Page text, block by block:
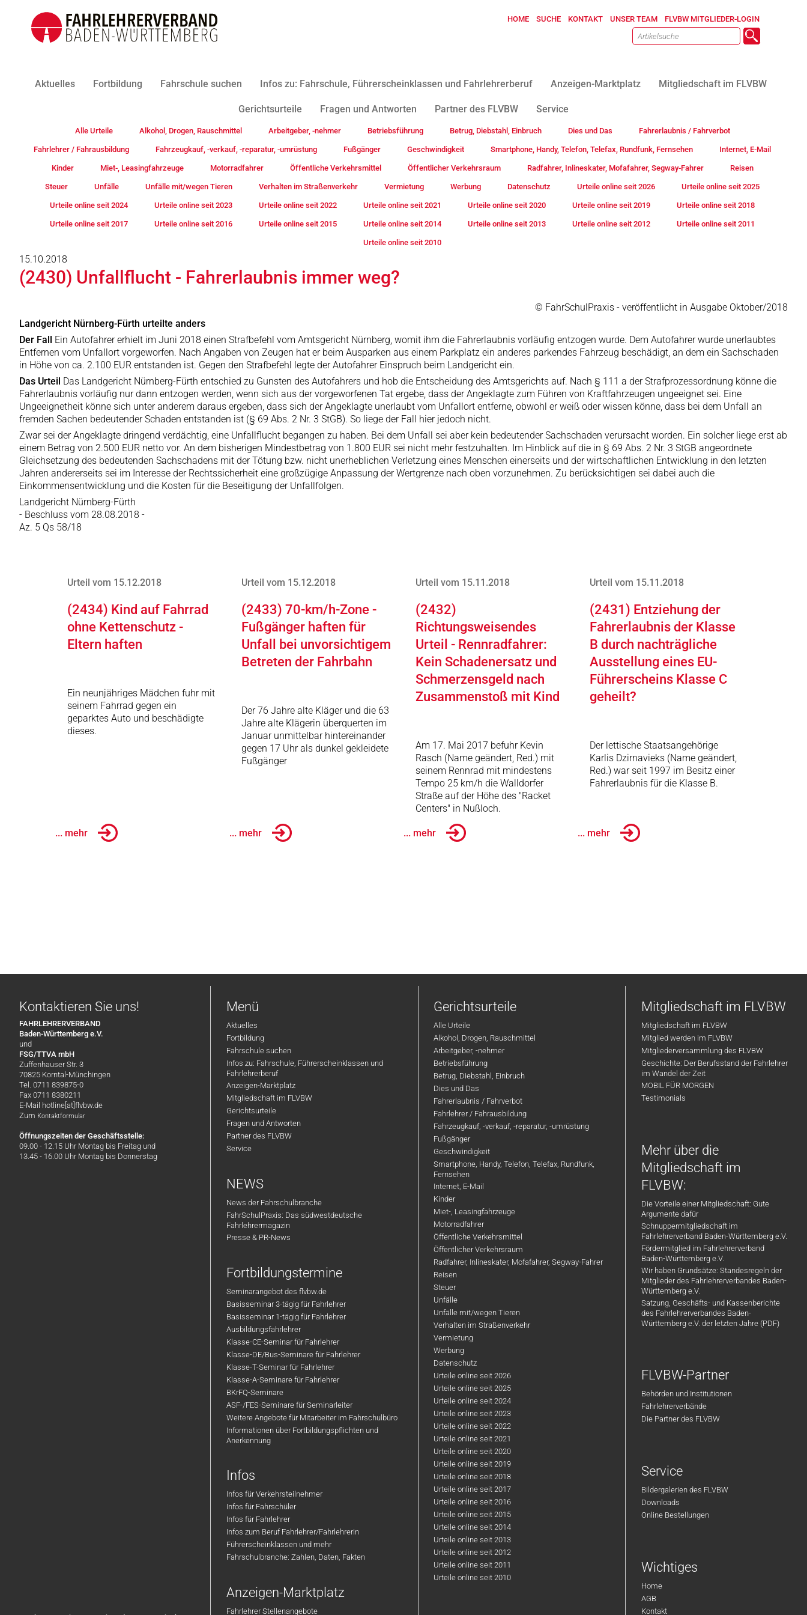
HOME SUCHE KONTAKT UNSER TEAM FLVBW MITGLIEDER-LOGIN
Aktuelles Fortbildung Fahrschule suchen Infos zu: Fahrschule, Führerscheinklassen und Fahrlehrerberuf Anzeigen-Marktplatz Mitgliedschaft im FLVBW
Gerichtsurteile Fragen und Antworten Partner des FLVBW Service
Alle Urteile Alkohol, Drogen, Rauschmittel Arbeitgeber, -nehmer Betriebsführung Betrug, Diebstahl, Einbruch Dies und Das Fahrerlaubnis / Fahrverbot
Fahrlehrer / Fahrausbildung Fahrzeugkauf, -verkauf, -reparatur, -umrüstung Fußgänger Geschwindigkeit Smartphone, Handy, Telefon, Telefax, Rundfunk, Fernsehen Internet, E-Mail
Kinder Miet-, Leasingfahrzeuge Motorradfahrer Öffentliche Verkehrsmittel Öffentlicher Verkehrsraum Radfahrer, Inlineskater, Mofafahrer, Segway-Fahrer Reisen
Steuer Unfälle Unfälle mit/wegen Tieren Verhalten im Straßenverkehr Vermietung Werbung Datenschutz Urteile online seit 2026 Urteile online seit 2025
Urteile online seit 2024 Urteile online seit 2023 Urteile online seit 2022 Urteile online seit 2021 Urteile online seit 2020 Urteile online seit 2019 Urteile online seit 2018
Urteile online seit 2017 Urteile online seit 2016 Urteile online seit 2015 Urteile online seit 2014 Urteile online seit 2013 Urteile online seit 2012 Urteile online seit 2011
Urteile online seit 2010
15.10.2018
(2430) Unfallflucht - Fahrerlaubnis immer weg?
© FahrSchulPraxis - veröffentlicht in Ausgabe Oktober/2018
Landgericht Nürnberg-Fürth urteilte anders
Der Fall Ein Autofahrer erhielt im Juni 2018 einen Strafbefehl vom Amtsgericht Nürnberg, womit ihm die Fahrerlaubnis vorläufig entzogen wurde. Dem Autofahrer wurde unerlaubtes
Entfernen vom Unfallort vorgeworfen. Nach Angaben von Zeugen hat er beim Ausparken aus einem Parkplatz ein anderes parkendes Fahrzeug beschädigt, an dem ein Sachschaden
in Höhe von ca. 2.100 EUR entstanden ist. Gegen den Strafbefehl legte der Autofahrer Einspruch beim Landgericht ein.
Das Urteil Das Landgericht Nürnberg-Fürth entschied zu Gunsten des Autofahrers und hob die Entscheidung des Amtsgerichts auf. Nach § 111 a der Strafprozessordnung könne die
Fahrerlaubnis vorläufig nur dann entzogen werden, wenn sich aus der vorgeworfenen Tat ergebe, dass der Angeklagte zum Führen von Kraftfahrzeugen ungeeignet sei. Eine
Ungeeignetheit könne sich unter anderem daraus ergeben, dass sich der Angeklagte unerlaubt vom Unfallort entferne, obwohl er weiß oder wissen könne, dass bei dem Unfall an
fremden Sachen bedeutender Schaden entstanden ist (§ 69 Abs. 2 Nr. 3 StGB). So liege der Fall hier jedoch nicht.
Zwar sei der Angeklagte dringend verdächtig, eine Unfallflucht begangen zu haben. Bei dem Unfall sei aber kein bedeutender Sachschaden verursacht worden. Ein solcher liege erst ab
einem Betrag von 2.500 EUR netto vor. An dem bisherigen Mindestbetrag von 1.800 EUR sei nicht mehr festzuhalten. Im Hinblick auf die in § 69 Abs. 2 Nr. 3 StGB angeordnete
Gleichsetzung des bedeutenden Sachschadens mit der Tötung bzw. nicht unerheblichen Verletzung eines Menschen einerseits und der wirtschaftlichen Entwicklung in den letzten
Jahren andererseits sei im Interesse der Rechtssicherheit eine großzügige Anpassung der Wertgrenze nach oben vorzunehmen. Zu berücksichtigen sei dabei auch die
Einkommensentwicklung und die Kosten für die Beseitigung der Unfallfolgen.
Landgericht Nürnberg-Fürth
- Beschluss vom 28.08.2018 -
Az. 5 Qs 58/18
Urteil vom 15.12.2018
(2434) Kind auf Fahrrad
ohne Kettenschutz -
Eltern haften
Ein neunjähriges Mädchen fuhr mit
seinem Fahrrad gegen ein
geparktes Auto und beschädigte
dieses.
... mehr
Urteil vom 15.12.2018
(2433) 70-km/h-Zone -
Fußgänger haften für
Unfall bei unvorsichtigem
Betreten der Fahrbahn
Der 76 Jahre alte Kläger und die 63
Jahre alte Klägerin überquerten im
Januar unmittelbar hintereinander
gegen 17 Uhr als dunkel gekleidete
Fußgänger
... mehr
Urteil vom 15.11.2018
(2432)
Richtungsweisendes
Urteil - Rennradfahrer:
Kein Schadenersatz und
Schmerzensgeld nach
Zusammenstoß mit Kind
Am 17. Mai 2017 befuhr Kevin
Rasch (Name geändert, Red.) mit
seinem Rennrad mit mindestens
Tempo 25 km/h die Walldorfer
Straße auf der Höhe des "Racket
Centers" in Nußloch.
... mehr
Urteil vom 15.11.2018
(2431) Entziehung der
Fahrerlaubnis der Klasse
B durch nachträgliche
Ausstellung eines EU-
Führerscheins Klasse C
geheilt?
Der lettische Staatsangehörige
Karlis Dzirnavieks (Name geändert,
Red.) war seit 1997 im Besitz einer
Fahrerlaubnis für die Klasse B.
... mehr
Kontaktieren Sie uns!
FAHRLEHRERVERBAND
Baden-Württemberg e.V.
und
FSG/TTVA mbH
Zuffenhauser Str. 3
70825 Korntal-Münchingen
Tel. 0711 839875-0
Fax 0711 8380211
E-Mail hotline[at]flvbw.de
Zum Kontaktformular
Öffnungszeiten der Geschäftsstelle:
09.00 - 12.15 Uhr Montag bis Freitag und
13.45 - 16.00 Uhr Montag bis Donnerstag
Menü
Aktuelles
Fortbildung
Fahrschule suchen
Infos zu: Fahrschule, Führerscheinklassen und
Fahrlehrerberuf
Anzeigen-Marktplatz
Mitgliedschaft im FLVBW
Gerichtsurteile
Fragen und Antworten
Partner des FLVBW
Service
NEWS
News der Fahrschulbranche
FahrSchulPraxis: Das südwestdeutsche
Fahrlehrermagazin
Presse & PR-News
Fortbildungstermine
Seminarangebot des flvbw.de
Basisseminar 3-tägig für Fahrlehrer
Basisseminar 1-tägig für Fahrlehrer
Ausbildungsfahrlehrer
Klasse-CE-Seminar für Fahrlehrer
Klasse-DE/Bus-Seminare für Fahrlehrer
Klasse-T-Seminar für Fahrlehrer
Klasse-A-Seminare für Fahrlehrer
BKrFQ-Seminare
ASF-/FES-Seminare für Seminarleiter
Weitere Angebote für Mitarbeiter im Fahrschulbüro
Informationen über Fortbildungspflichten und
Anerkennung
Infos
Infos für Verkehrsteilnehmer
Infos für Fahrschüler
Infos für Fahrlehrer
Infos zum Beruf Fahrlehrer/Fahrlehrerin
Führerscheinklassen und mehr
Fahrschulbranche: Zahlen, Daten, Fakten
Anzeigen-Marktplatz
Fahrlehrer Stellenangebote
Gerichtsurteile
Alle Urteile
Alkohol, Drogen, Rauschmittel
Arbeitgeber, -nehmer
Betriebsführung
Betrug, Diebstahl, Einbruch
Dies und Das
Fahrerlaubnis / Fahrverbot
Fahrlehrer / Fahrausbildung
Fahrzeugkauf, -verkauf, -reparatur, -umrüstung
Fußgänger
Geschwindigkeit
Smartphone, Handy, Telefon, Telefax, Rundfunk,
Fernsehen
Internet, E-Mail
Kinder
Miet-, Leasingfahrzeuge
Motorradfahrer
Öffentliche Verkehrsmittel
Öffentlicher Verkehrsraum
Radfahrer, Inlineskater, Mofafahrer, Segway-Fahrer
Reisen
Steuer
Unfälle
Unfälle mit/wegen Tieren
Verhalten im Straßenverkehr
Vermietung
Werbung
Datenschutz
Urteile online seit 2026
Urteile online seit 2025
Urteile online seit 2024
Urteile online seit 2023
Urteile online seit 2022
Urteile online seit 2021
Urteile online seit 2020
Urteile online seit 2019
Urteile online seit 2018
Urteile online seit 2017
Urteile online seit 2016
Urteile online seit 2015
Urteile online seit 2014
Urteile online seit 2013
Urteile online seit 2012
Urteile online seit 2011
Urteile online seit 2010
Mitgliedschaft im FLVBW
Mitgliedschaft im FLVBW
Mitglied werden im FLVBW
Mitgliederversammlung des FLVBW
Geschichte: Der Berufsstand der Fahrlehrer
im Wandel der Zeit
MOBIL FÜR MORGEN
Testimonials
Mehr über die
Mitgliedschaft im
FLVBW:
Die Vorteile einer Mitgliedschaft: Gute
Argumente dafür
Schnuppermitgliedschaft im
Fahrlehrerverband Baden-Württemberg e.V.
Fördermitglied im Fahrlehrerverband
Baden-Württemberg e.V.
Wir haben Grundsätze: Standesregeln der
Mitglieder des Fahrlehrerverbandes Baden-
Württemberg e.V.
Satzung, Geschäfts- und Kassenberichte
des Fahrlehrerverbandes Baden-
Württemberg e.V. der letzten Jahre (PDF)
FLVBW-Partner
Behörden und Institutionen
Fahrlehrerverbände
Die Partner des FLVBW
Service
Bildergalerien des FLVBW
Downloads
Online Bestellungen
Wichtiges
Home
AGB
Kontakt